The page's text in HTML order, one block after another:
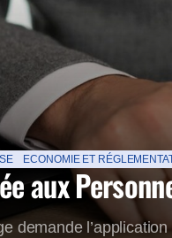
ECONOMIE ET
aux
demande